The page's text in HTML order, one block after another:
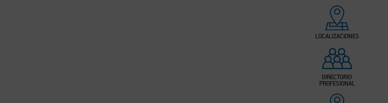
LOCALIZACIONES
DIRECTORIO
PROFESIONAL